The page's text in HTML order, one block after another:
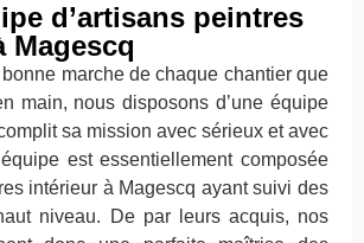
d’artisans peintres
Magescq
marche de chaque chantier que
main, nous disposons d’une équipe
sa mission avec sérieux et avec
est essentiellement composée
intérieur à Magescq ayant suivi des
niveau. De par leurs acquis, nos